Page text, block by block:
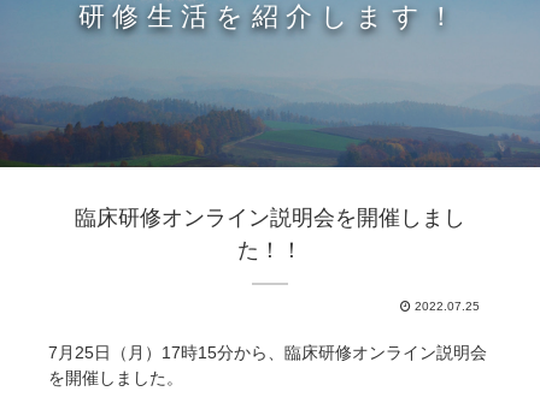
研修生活を紹介します！
臨床研修オンライン説明会を開催しまし
た！！
2022.07.25
7月25日（月）17時15分から、臨床研修オンライン説明会
を開催しました。